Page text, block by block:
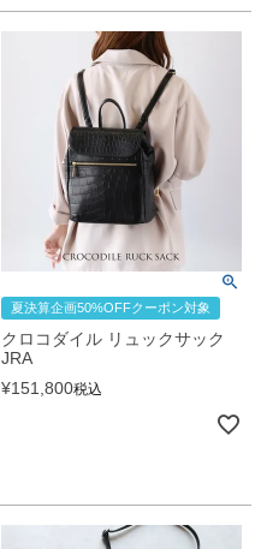
夏決算企画50%OFFクーポン対象
クロコダイル リュックサック
JRA
¥151,800税込